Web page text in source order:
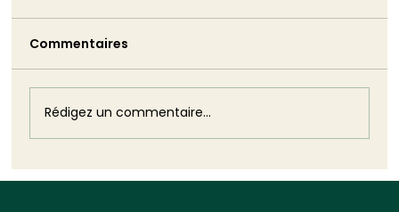
Deuxième méga-décret de
Commentaires
Rédigez un commentaire...